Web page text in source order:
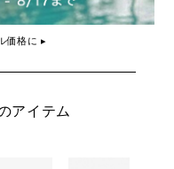
価格に ▸
アイテム